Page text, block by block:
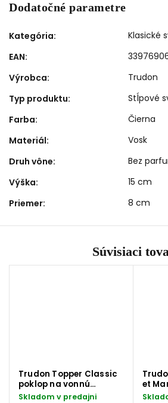
Dodatočné parametre
Kategória:
Klasické
EAN:
Výrobca:
Trudon
Typ produktu:
Stĺpové
Farba:
Čierna
Materiál:
Vosk
Druh vône:
Bez
Výška:
15 cm
Priemer: 8 cm
Súvisiaci
Trudon Topper Classic
poklop na vonnú
sviečku 10 cm
Skladom v predajni
et